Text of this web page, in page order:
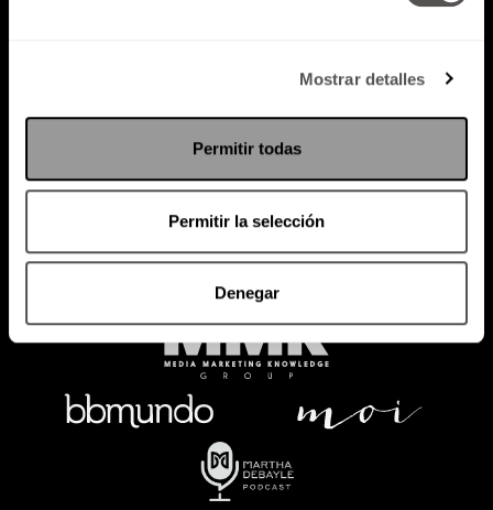
Mostrar detalles
Permitir todas
Permitir la selección
Denegar
Política de Privacidad
PODCAST RADIO MARTHA EVENTOS
SACA TU ID